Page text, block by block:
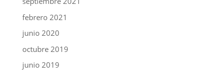
febrero 2021
junio 2020
octubre 2019
junio 2019